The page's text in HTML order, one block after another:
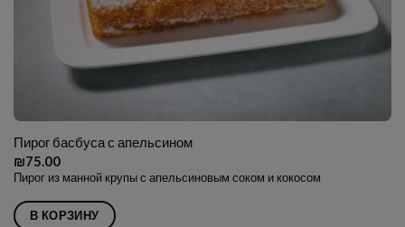
Пирог басбуса с апельсином
₪75.00
Пирог из манной крупы с апельсиновым соком и кокосом
В КОРЗИНУ